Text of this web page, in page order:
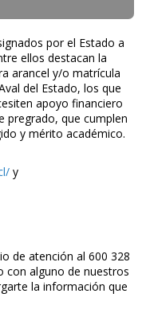
por el Estado a
ellos destacan la
arancel y/o matrícula
del Estado, los que
apoyo financiero
pregrado, que cumplen
y mérito académico.
y
de atención al 600 328
con alguno de nuestros
la información que